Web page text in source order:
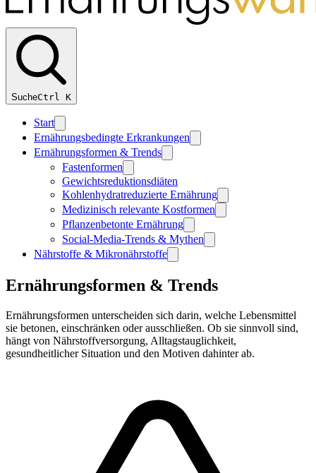
SucheCtrl K
Start
Ernährungsbedingte Erkrankungen
Ernährungsformen & Trends
Fastenformen
Gewichtsreduktionsdiäten
Kohlenhydratreduzierte Ernährung
Medizinisch relevante Kostformen
Pflanzenbetonte Ernährung
Social-Media-Trends & Mythen
Nährstoffe & Mikronährstoffe
Ernährungsformen & Trends
Ernährungsformen unterscheiden sich darin, welche Lebensmittel
sie betonen, einschränken oder ausschließen. Ob sie sinnvoll sind,
hängt von Nährstoffversorgung, Alltagstauglichkeit,
gesundheitlicher Situation und den Motiven dahinter ab.